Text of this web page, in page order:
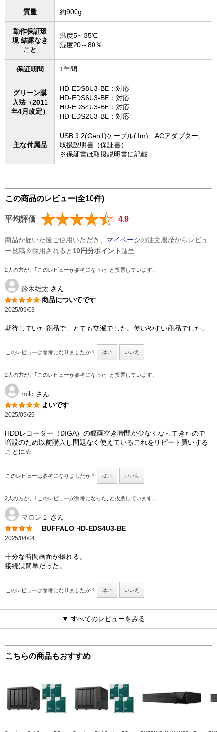
質量 約900g
動作保証環
境 結露なき
こと
温度5～35℃
湿度20～80％
保証期間 1年間
グリーン購
入法（2011
年4月改定）
HD-EDS8U3-BE：対応
HD-EDS6U3-BE：対応
HD-EDS4U3-BE：対応
HD-EDS2U3-BE：対応
主な付属品
USB 3.2(Gen1)ケーブル(1m)、ACアダプター、
取扱説明書（保証書）
※保証書は取扱説明書に記載
この商品のレビュー(全10件)
平均評価 4.9
商品が届いた後ご使用いただき、 マイページの注文履歴からレビュ
ー投稿＆採用されると 10円分ポイント進呈
2人の方が、｢このレビューが参考になった｣と投票しています。
鈴木雄太 さん
商品についてです
2025/09/03
期待していた商品で、とても立派でした。使いやすい商品でした。
このレビューは参考になりましたか？ はい いいえ
2人の方が、｢このレビューが参考になった｣と投票しています。
milo さん
よいです
2025/05/29
HDDレコーダー（DIGA）の録画空き時間が少なくなってきたので
増設のため以前購入し問題なく使えているこれをリピート買いする
ことに☆
このレビューは参考になりましたか？ はい いいえ
2人の方が、｢このレビューが参考になった｣と投票しています。
マロン２ さん
BUFFALO HD-EDS4U3-BE
2025/04/04
十分な時間画面が撮れる。
接続は簡単だった。
このレビューは参考になりましたか？ はい いいえ
▼ すべてのレビューをみる
こちらの商品もおすすめ